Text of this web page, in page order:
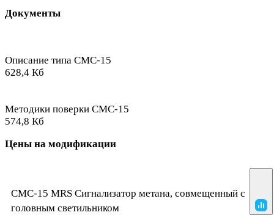
Документы
Описание типа СМС-15
628,4 Кб
Методики поверки СМС-15
574,8 Кб
Цены на модификации
СМС-15 MRS Сигнализатор метана, совмещенный с
головным светильником